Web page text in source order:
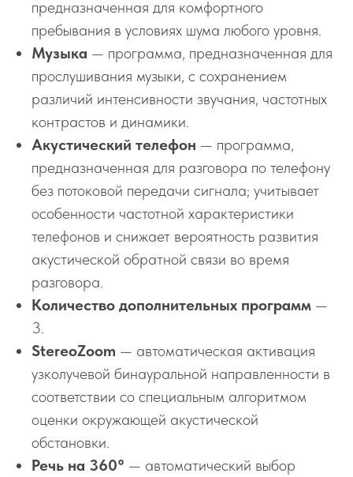
предназначенная для комфортного
пребывания в условиях шума любого уровня.
Музыка — программа, предназначенная для
прослушивания музыки, с сохранением
различий интенсивности звучания, частотных
контрастов и динамики.
Акустический телефон — программа,
предназначенная для разговора по телефону
без потоковой передачи сигнала; учитывает
особенности частотной характеристики
телефонов и снижает вероятность развития
акустической обратной связи во время
разговора.
Количество дополнительных программ —
3.
StereoZoom — автоматическая активация
узколучевой бинауральной направленности в
соответствии со специальным алгоритмом
оценки окружающей акустической
обстановки.
Речь на 360° — автоматический выбор